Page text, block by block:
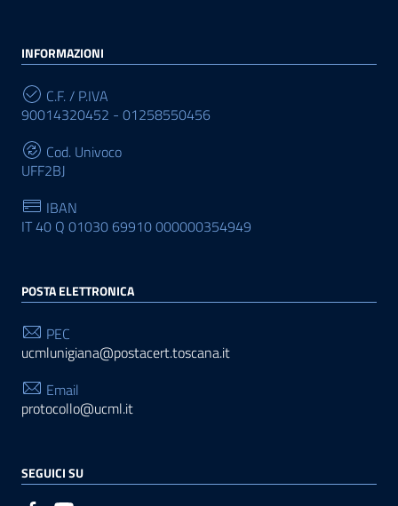
INFORMAZIONI
C.F. / P.IVA
90014320452 - 01258550456
Cod. Univoco
UFF2BJ
IBAN
IT 40 Q 01030 69910 000000354949
POSTA ELETTRONICA
PEC
ucmlunigiana@postacert.toscana.it
Email
protocollo@ucml.it
SEGUICI SU